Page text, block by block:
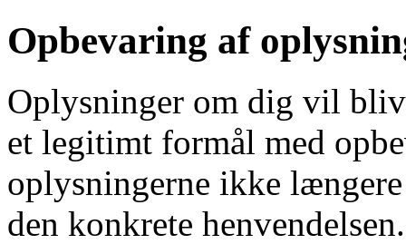
Opbevaring af
Oplysninger om dig vil
et legitimt formål med
oplysningerne ikke
den konkrete henvendelsen.